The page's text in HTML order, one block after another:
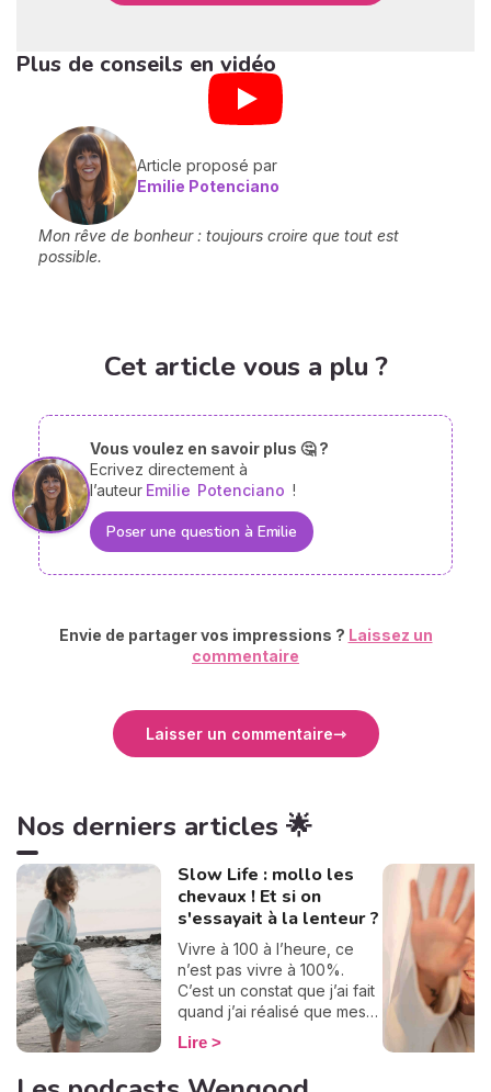
Plus de conseils en vidéo
Article proposé par
Emilie Potenciano
Mon rêve de bonheur : toujours croire que tout est
possible.
Cet article vous a plu ?
Vous voulez en savoir plus 🤔 ?
Ecrivez directement à
l’auteur Emilie Potenciano !
Poser une question à Emilie
Envie de partager vos impressions ? Laissez un
commentaire
Laisser un commentaire
Nos derniers articles 🌟
Slow Life : mollo les
chevaux ! Et si on
s'essayait à la lenteur ?
Vivre à 100 à l’heure, ce
n’est pas vivre à 100%.
C’est un constat que j’ai fait
quand j’ai réalisé que mes
journées se ressemblaient
et défilaient à toute allure.
Lire